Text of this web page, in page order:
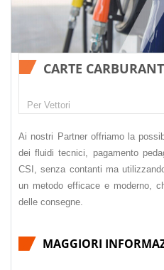
CARTE
Per Vettori
Ai nostri Partner offriamo la
dei fluidi tecnici, pagamento
CSI, senza contanti ma
un metodo efficace e moderno,
delle consegne.
MAGGIORI